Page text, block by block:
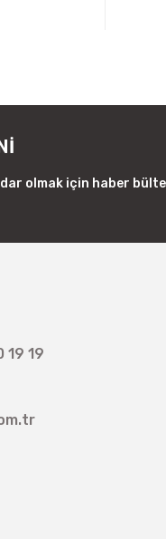
Tükendi
olmak için haber
19 19